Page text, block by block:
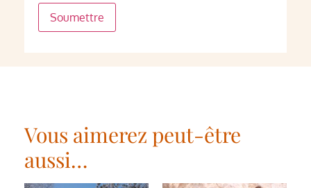
Vous aimerez peut-être
aussi…